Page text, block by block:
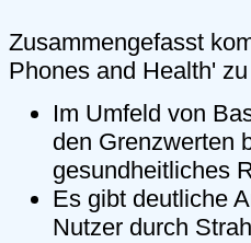
Zusammengefasst
Phones and Health'
Im Umfeld von
den Grenzwerten
gesundheitliches
Es gibt deutliche
Nutzer durch